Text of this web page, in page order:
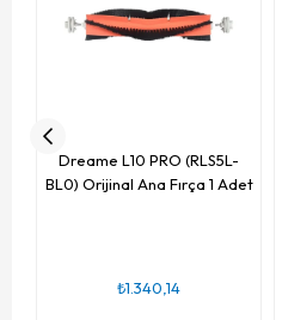
Dreame L10 PRO (RLS5L-
BL0) Orijinal Ana Fırça 1 Adet
₺1.340,14